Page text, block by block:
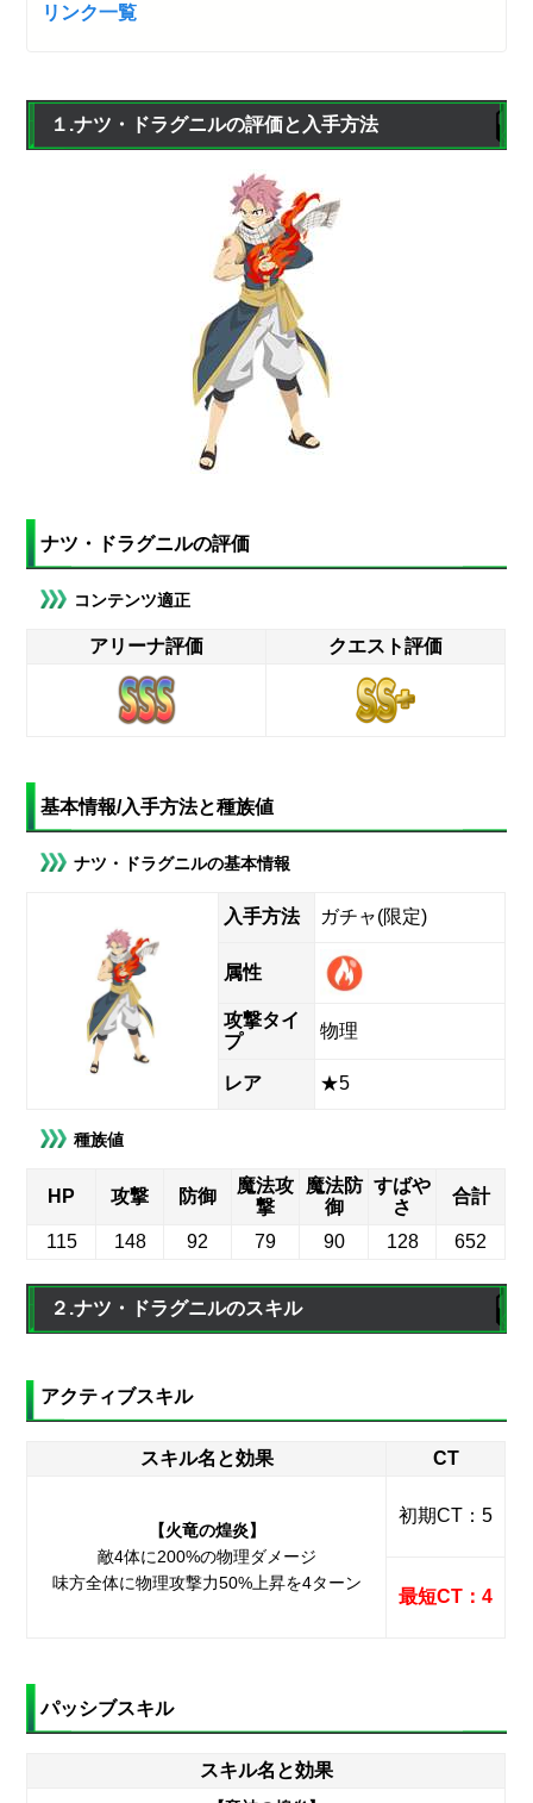
リンク一覧
１.ナツ・ドラグニルの評価と入手方法
ナツ・ドラグニルの評価
コンテンツ適正
アリーナ評価 クエスト評価
基本情報/入手方法と種族値
ナツ・ドラグニルの基本情報
入手方法 ガチャ(限定)
属性
攻撃タイ
プ
物理
レア ★5
種族値
HP 攻撃 防御
魔法攻
撃
魔法防
御
すばや
さ
合計
115 148 92 79 90 128 652
２.ナツ・ドラグニルのスキル
アクティブスキル
スキル名と効果 CT
【火竜の煌炎】
敵4体に200%の物理ダメージ
味方全体に物理攻撃力50%上昇を4ターン
初期CT：5
最短CT：4
パッシブスキル
スキル名と効果